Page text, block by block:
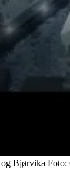
Bjørvika Foto: